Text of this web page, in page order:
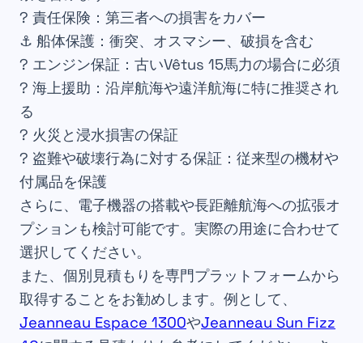
?️ 責任保険：第三者への損害をカバー
⚓ 船体保護：衝突、オスマシー、破損を含む
? エンジン保証：古いVêtus 15馬力の場合に必須
? 海上援助：沿岸航海や遠洋航海に特に推奨され
る
? 火災と浸水損害の保証
? 盗難や破壊行為に対する保証：従来型の機材や
付属品を保護
さらに、電子機器の搭載や長距離航海への拡張オ
プションも検討可能です。実際の用途に合わせて
選択してください。
また、個別見積もりを専門プラットフォームから
取得することをお勧めします。例として、
Jeanneau Espace 1300やJeanneau Sun Fizz